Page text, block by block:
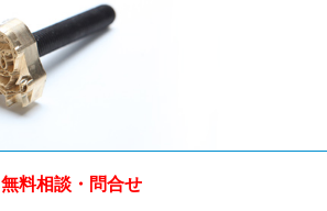
無料相談・問合せ